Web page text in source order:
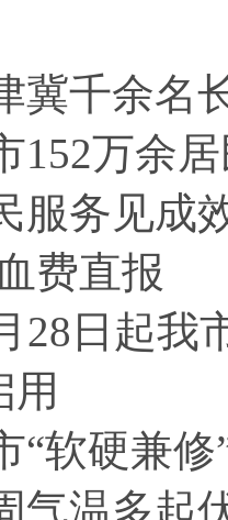
冀千余名
152万余
服务见成
费直报
28日起我
用
“软硬兼修
气温多起